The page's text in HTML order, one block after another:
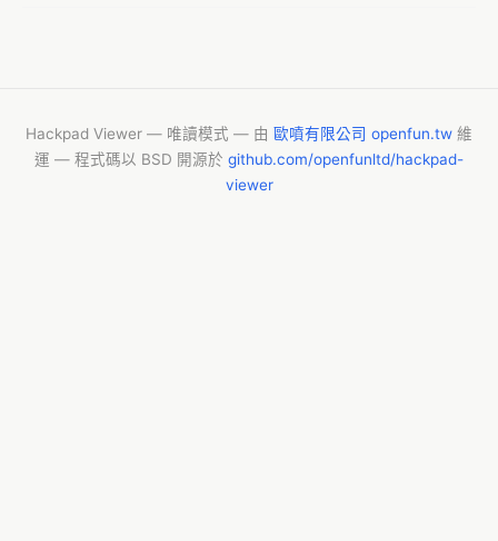
Hackpad Viewer — 唯讀模式 — 由 歐噴有限公司 openfun.tw 維
運 — 程式碼以 BSD 開源於 github.com/openfunltd/hackpad-
viewer